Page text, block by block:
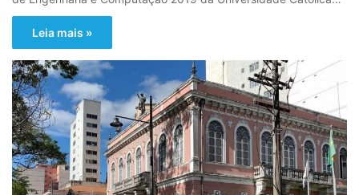
Leia mais »